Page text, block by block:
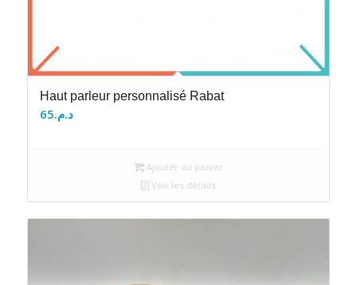
Haut parleur personnalisé Rabat
د.م.65
Ajouter au panier
Voir les détails